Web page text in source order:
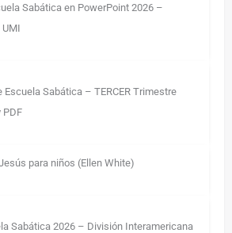
Sabática en PowerPoint 2026 –
UMI
Escuela Sabática – TERCER Trimestre
PDF
para niños (Ellen White)
Sabática 2026 – División Interamericana